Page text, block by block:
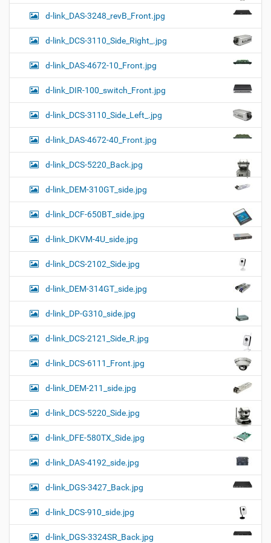
d-link_DAS-3248_revB_Front.jpg
d-link_DCS-3110_Side_Right_.jpg
d-link_DAS-4672-10_Front.jpg
d-link_DIR-100_switch_Front.jpg
d-link_DCS-3110_Side_Left_.jpg
d-link_DAS-4672-40_Front.jpg
d-link_DCS-5220_Back.jpg
d-link_DEM-310GT_side.jpg
d-link_DCF-650BT_side.jpg
d-link_DKVM-4U_side.jpg
d-link_DCS-2102_Side.jpg
d-link_DEM-314GT_side.jpg
d-link_DP-G310_side.jpg
d-link_DCS-2121_Side_R.jpg
d-link_DCS-6111_Front.jpg
d-link_DEM-211_side.jpg
d-link_DCS-5220_Side.jpg
d-link_DFE-580TX_Side.jpg
d-link_DAS-4192_side.jpg
d-link_DGS-3427_Back.jpg
d-link_DCS-910_side.jpg
d-link_DGS-3324SR_Back.jpg